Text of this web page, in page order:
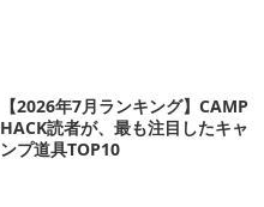
【2026年7月ランキング】CAMP
HACK読者が、最も注目したキャ
ンプ道具TOP10